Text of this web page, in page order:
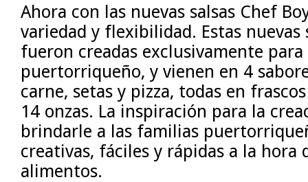
Ahora con las nuevas salsas Chef
variedad y flexibilidad. Estas nuevas
fueron creadas exclusivamente
puertorriqueño, y vienen en 4
carne, setas y pizza, todas en
14 onzas. La inspiración para la
brindarle a las familias
creativas, fáciles y rápidas a la hora
alimentos.